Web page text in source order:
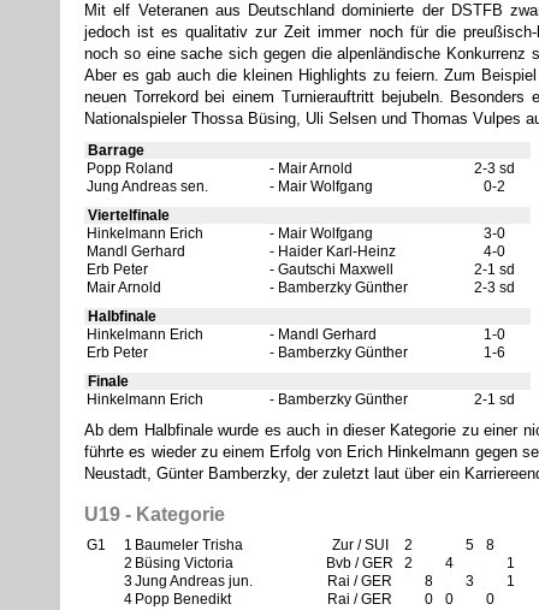
Mit elf Veteranen aus Deutschland dominierte der DSTFB
jedoch ist es qualitativ zur Zeit immer noch für die preußisch-
noch so eine sache sich gegen die alpenländische Konkurrenz
Aber es gab auch die kleinen Highlights zu feiern. Zum
neuen Torrekord bei einem Turnierauftritt bejubeln. Besonders
Nationalspieler Thossa Büsing, Uli Selsen und Thomas Vulpes
Barrage
Popp Roland
Mair Arnold
2-3 sd
Jung Andreas sen.
Mair Wolfgang
0-2
Viertelfinale
Hinkelmann Erich
Mair Wolfgang
3-0
Mandl Gerhard
Haider Karl-Heinz
4-0
Erb Peter
Gautschi Maxwell
2-1 sd
Mair Arnold
Bamberzky Günther
2-3 sd
Halbfinale
Hinkelmann Erich
Mandl Gerhard
1-0
Erb Peter
Bamberzky Günther
1-6
Finale
Hinkelmann Erich
Bamberzky Günther 2-1 sd
Ab dem Halbfinale wurde es auch in dieser Kategorie zu einer
führte es wieder zu einem Erfolg von Erich Hinkelmann gegen
Neustadt, Günter Bamberzky, der zuletzt laut über ein
U19 - Kategorie
G1 1 Baumeler Trisha Zur / SUI 2 5
8
2 Büsing Victoria Bvb / GER 2 4
1
3Jung Andreas jun. Rai / GER 8 3
1
4 Popp Benedikt Rai / GER 0 0 0